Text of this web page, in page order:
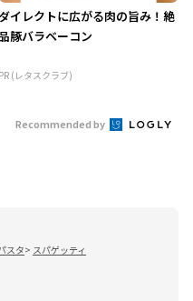
イレクトに広がる肉の旨み！絶
豚バラベーコン
PR (レタスクラブ)
Recommended by
スタ
スパゲッティ